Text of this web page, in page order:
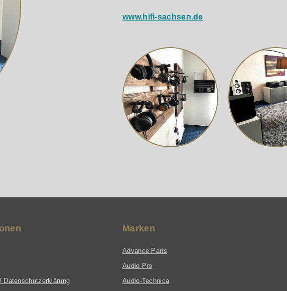
www.hifi-sachsen.de
Datenschutzerklärung
Marken
Advance Paris
Audio Pro
Audio-Technica